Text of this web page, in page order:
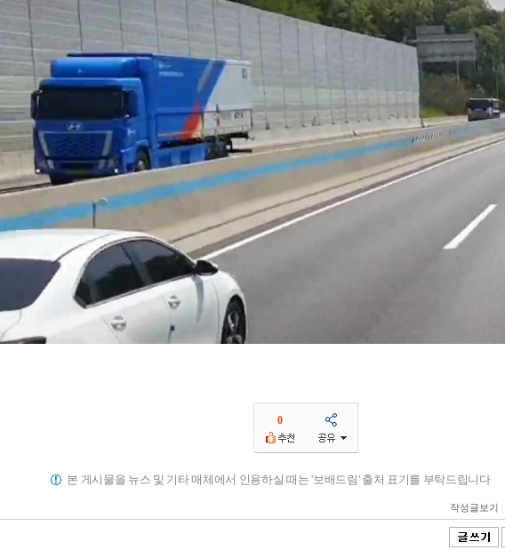
0
본 게시물을 뉴스 및 기타 매체에서 인용하실 때는 '보배드림' 출처 표기를 부탁드립니다
작성글보기